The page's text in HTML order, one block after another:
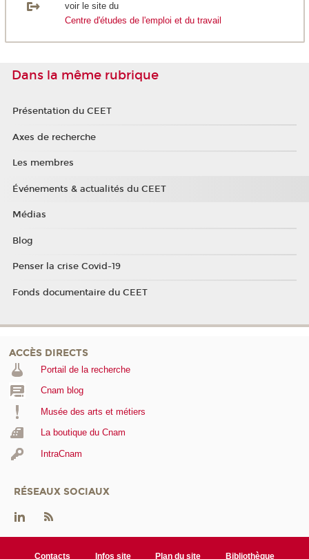
voir le site du
Centre d'études de l'emploi et du travail
Dans la même rubrique
Présentation du CEET
Axes de recherche
Les membres
Événements & actualités du CEET
Médias
Blog
Penser la crise Covid-19
Fonds documentaire du CEET
ACCÈS DIRECTS
Portail de la recherche
Cnam blog
Musée des arts et métiers
La boutique du Cnam
IntraCnam
RÉSEAUX SOCIAUX
Contacts Infos site Plan du site Bibliothèque